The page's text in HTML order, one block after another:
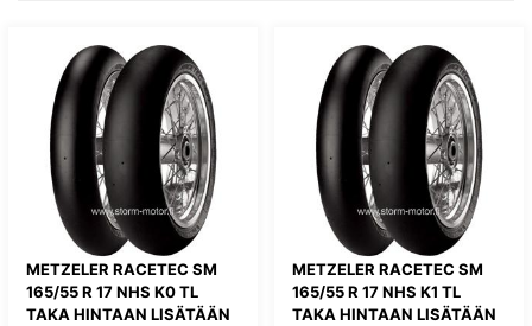
METZELER RACETEC SM
165/55 R 17 NHS K0 TL
TAKA HINTAAN LISÄTÄÄN
METZELER RACETEC SM
165/55 R 17 NHS K1 TL
TAKA HINTAAN LISÄTÄÄN